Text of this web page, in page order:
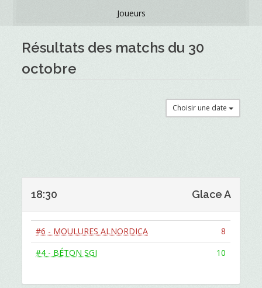
Joueurs
Résultats des matchs du 30
octobre
Choisir une date
18:30 Glace A
#6 - MOULURES ALNORDICA
8
#4 - BÉTON SGI
10